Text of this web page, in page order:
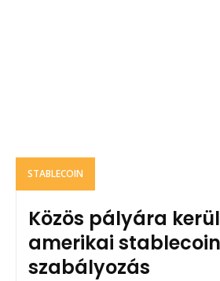
STABLECOIN
Közös pályára
amerikai
szabályozás